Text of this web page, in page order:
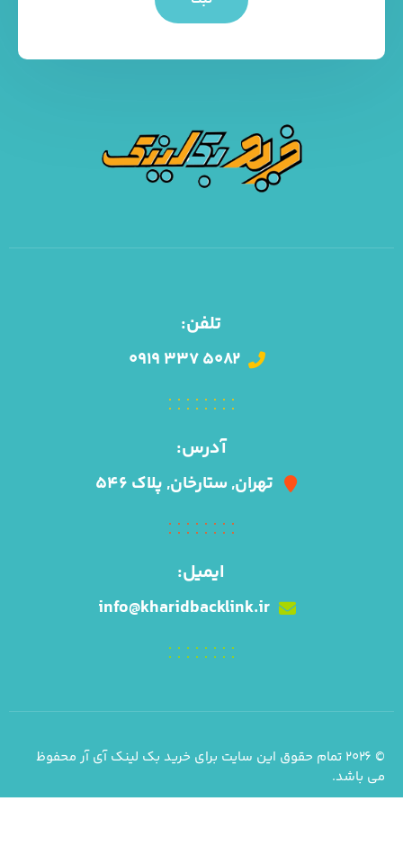
تلفن:
۰۹۱۹ ۳۳۷ ۵۰۸۲
آدرس:
تهران, ستارخان, پلاک ۵۴۶
ایمیل:
info@kharidbacklink.ir
© ۲۰۲۶ تمام حقوق این سایت برای خرید بک لینک آی آر محفوظ
می باشد.